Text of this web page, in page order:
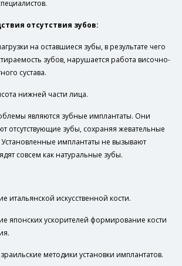
отсутствия зубов:
на оставшиеся зубы, в результате чего
зубов, нарушается работа височно-
сустава.
нижней части лица.
являются зубные имплантаты. Они
отсутствующие зубы, сохраняя жевательные
имплантаты не вызывают
совсем как натуральные зубы.
итальянской искусственной кости.
японских ускорителей формирование кости
методики установки имплантатов.